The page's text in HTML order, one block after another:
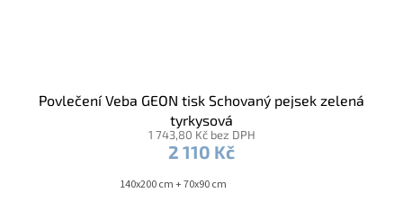
Povlečení Veba GEON tisk Schovaný pejsek zelená
tyrkysová
1 743,80 Kč bez DPH
2 110 Kč
140x200 cm + 70x90 cm